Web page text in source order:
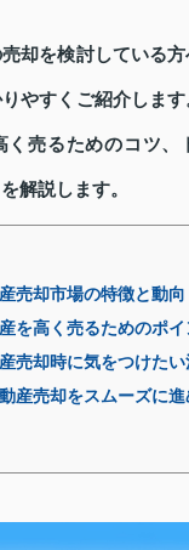
却を検討している
やすくご紹介しま
く売るためのコツ、
解説します。
売却市場の特徴と動向
を高く売るためのポイ
売却時に気をつけた
産売却をスムーズに